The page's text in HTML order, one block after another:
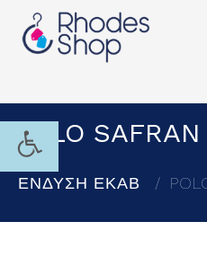
POLO
ΕΝΔΥΣΗ ΕΚΑΒ